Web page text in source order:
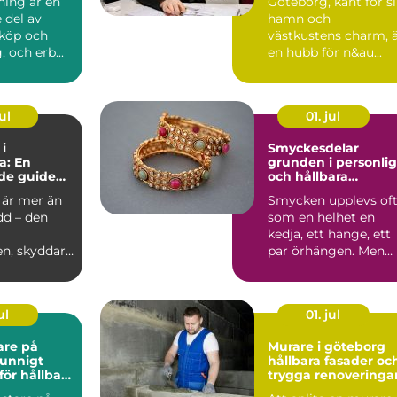
del av
och
och erb...
hamn och
västkustens charm,
en hubb för n&au...
i
En
guide
mer än
– den
skyddar
01. jul
Smyckesdelar
grunden i
och hållbara
Smycken upplevs
som en helhet en
kedja, ett hänge, ett
par örhängen. Men
...
på
hållbara
01. jul
Murare i göteborg
hållbara fasader
trygga